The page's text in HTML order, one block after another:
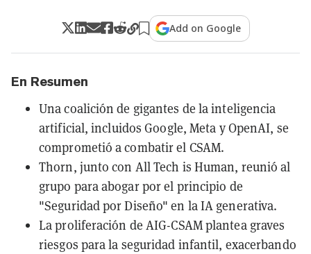
Add on Google
En Resumen
Una coalición de gigantes de la inteligencia
artificial, incluidos Google, Meta y OpenAI, se
comprometió a combatir el CSAM.
Thorn, junto con All Tech is Human, reunió al
grupo para abogar por el principio de
"Seguridad por Diseño" en la IA generativa.
La proliferación de AIG-CSAM plantea graves
riesgos para la seguridad infantil, exacerbando